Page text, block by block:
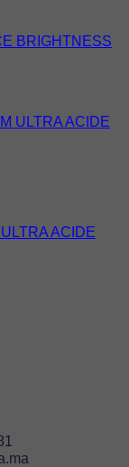
BRIGHTNESS
ACIDE